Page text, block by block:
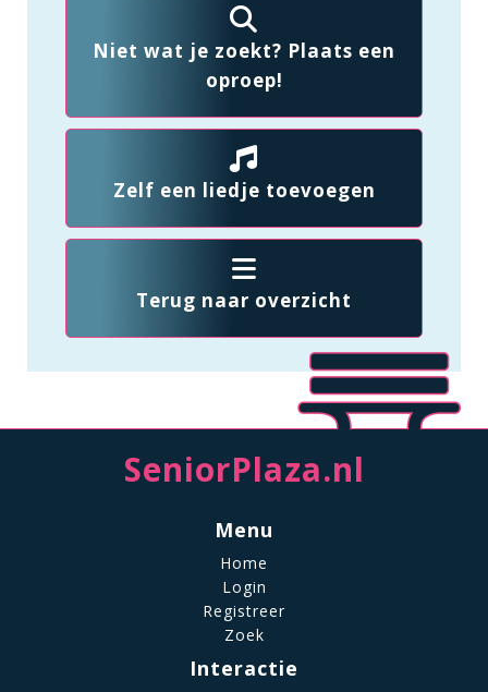
Niet wat je zoekt? Plaats een
oproep!
Zelf een liedje toevoegen
Terug naar overzicht
SeniorPlaza.nl
Menu
Home
Login
Registreer
Zoek
Interactie